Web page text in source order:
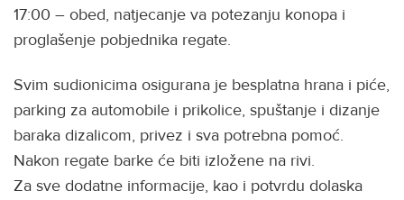
17:00 – obed, natjecanje va potezanju konopa i
proglašenje pobjednika regate.
Svim sudionicima osigurana je besplatna hrana i piće,
parking za automobile i prikolice, spuštanje i dizanje
baraka dizalicom, privez i sva potrebna pomoć.
Nakon regate barke će biti izložene na rivi.
Za sve dodatne informacije, kao i potvrdu dolaska